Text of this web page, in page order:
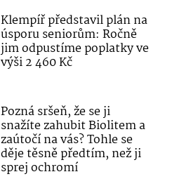
Klempíř představil plán na
úsporu seniorům: Ročně
jim odpustíme poplatky ve
výši 2 460 Kč
Pozná sršeň, že se ji
snažíte zahubit Biolitem a
zaútočí na vás? Tohle se
děje těsně předtím, než ji
sprej ochromí